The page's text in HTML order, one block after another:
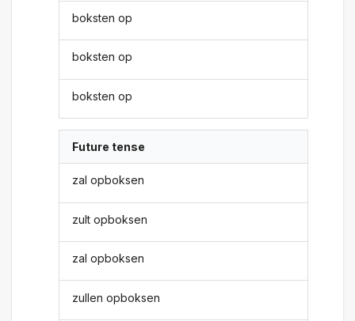
boksten op
boksten op
boksten op
Future tense
zal opboksen
zult opboksen
zal opboksen
zullen opboksen